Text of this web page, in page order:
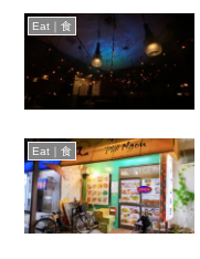
Eat｜食
Eat｜食